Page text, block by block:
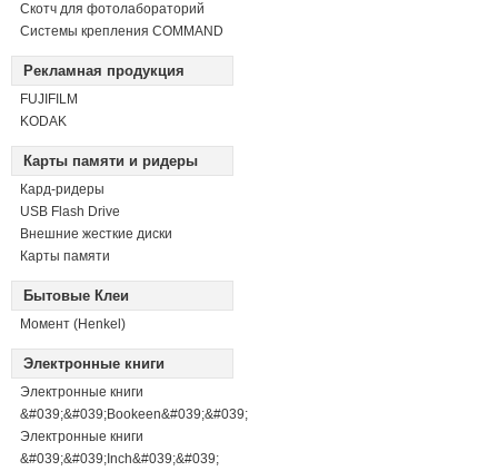
Скотч для фотолабораторий
Системы крепления COMMAND
Рекламная продукция
FUJIFILM
KODAK
Карты памяти и ридеры
Кард-ридеры
USB Flash Drive
Внешние жесткие диски
Карты памяти
Бытовые Клеи
Момент (Henkel)
Электронные книги
Электронные книги
&#039;&#039;Bookeen&#039;&#039;
Электронные книги
&#039;&#039;Inch&#039;&#039;